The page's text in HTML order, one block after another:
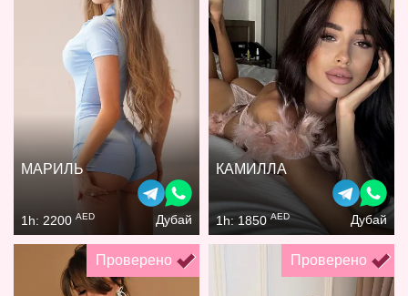
МАРИЛЬ
1h: 2200 AED Дубай
КАМИЛЛА
1h: 1850AED Дубай
Проверено Проверено